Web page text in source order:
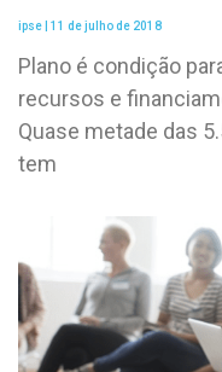
ipse 11 de julho de 2018
Plano é condição
recursos e
Quase metade das
tem